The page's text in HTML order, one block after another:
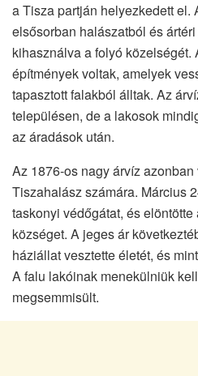
a Tisza partján helyezkedett el.
elsősorban halászatból és
kihasználva a folyó közelségét.
építmények voltak, amelyek
tapasztott falakból álltak. Az
településen, de a lakosok
az áradások után.
Az 1876-os nagy árvíz
Tiszahalász számára. Március
taskonyi védőgátat, és
községet. A jeges ár
háziállat vesztette életét, és
A falu lakóinak menekülniük
megsemmisült.